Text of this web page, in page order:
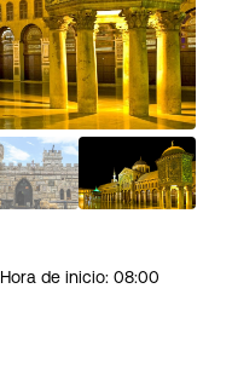
Hora de inicio: 08:00